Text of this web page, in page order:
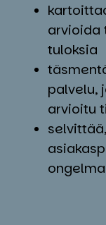
arvioida
tuloksia
palvelu,
arvioitu